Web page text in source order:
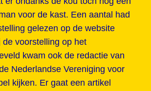
voor de kast. Een aantal had
gelezen op de website
de voorstelling op het
kwam ook de redactie van
Nederlandse Vereniging voor
kijken. Er gaat een artikel